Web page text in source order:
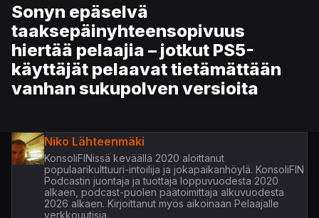
Sonyn epäselvä
taaksepäinyhteensopivuus
hiertää pelaajia – jotkut PS5-
käyttäjät pelaavat tietämättään
vanhan sukupolven versioita
Niko Lähteenmäki
KonsoliFINissä keväällä 2020 aloittanut
populaarikulttuuri-intoilija ja jokapaikanhöylä. KonsoliFIN
Podcastin juontaja ja tuottaja loppuvuodesta 2020
alkaen, podcast-puolen päätoimittaja alkuvuodesta
2026 alkaen. Kirjoittanut myös aikoinaan Pelaajalle
verkkouutisia.